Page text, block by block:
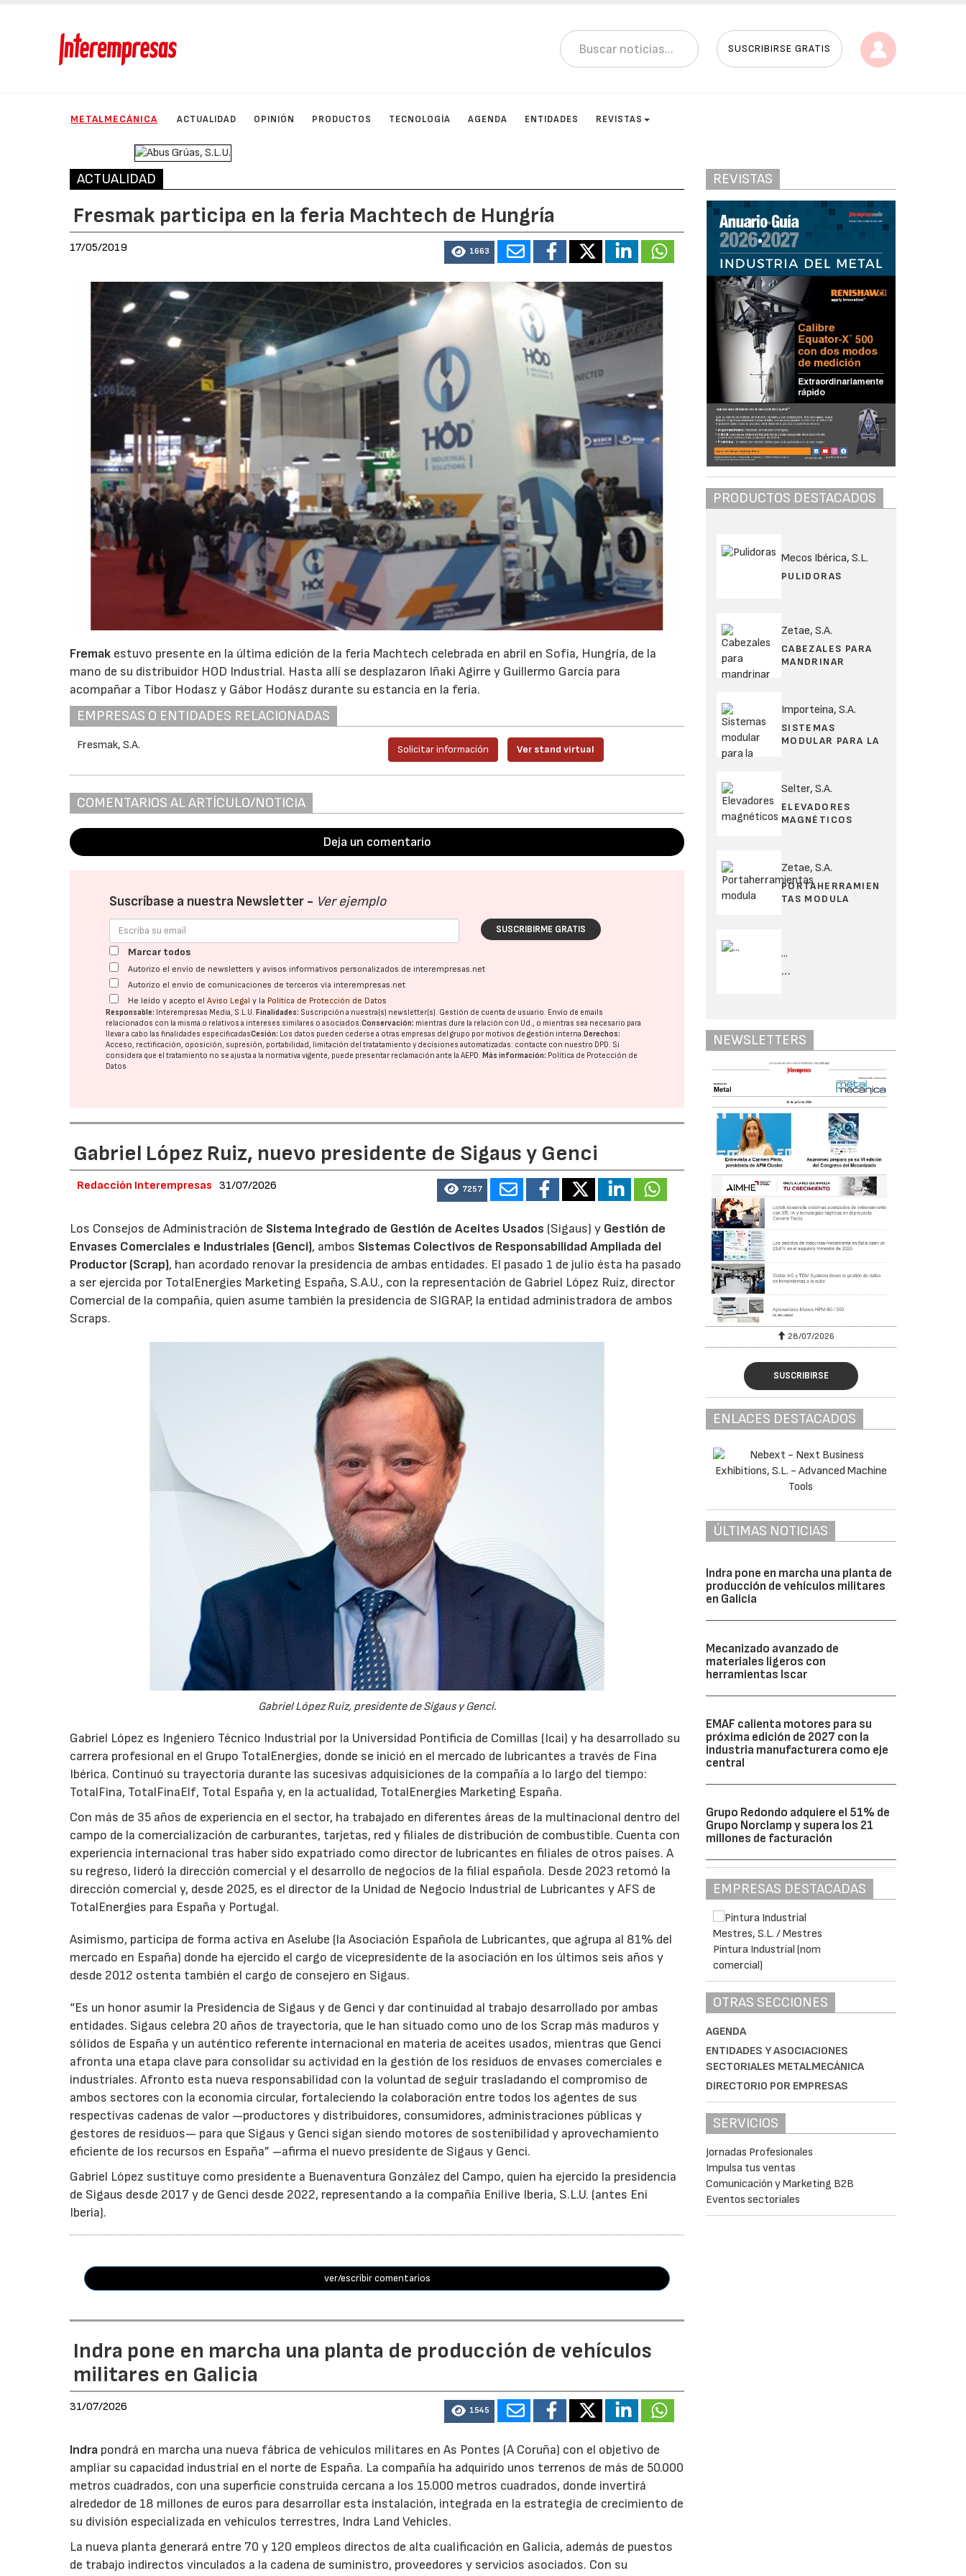
SUSCRIBIRSE GRATIS
METALMECÁNICA ACTUALIDAD OPINIÓN PRODUCTOS TECNOLOGÍA AGENDA ENTIDADES REVISTAS
ACTUALIDAD
Fresmak participa en la feria Machtech de Hungría
17/05/2019 1663
Fremak estuvo presente en la última edición de la feria Machtech celebrada en abril en Sofía, Hungría, de la
mano de su distribuidor HOD Industrial. Hasta allí se desplazaron Iñaki Agirre y Guillermo García para
acompañar a Tibor Hodasz y Gábor Hodász durante su estancia en la feria.
EMPRESAS O ENTIDADES RELACIONADAS
Fresmak, S.A. Solicitar información Ver stand virtual
COMENTARIOS AL ARTÍCULO/NOTICIA
Deja un comentario
Suscríbase a nuestra Newsletter - Ver ejemplo
SUSCRIBIRME GRATIS
Marcar todos
Autorizo el envío de newsletters y avisos informativos personalizados de interempresas.net
Autorizo el envío de comunicaciones de terceros vía interempresas.net
He leído y acepto elAviso Legal y la Política de Protección de Datos
Responsable: Interempresas Media, S.L.U.Finalidades: Suscripción a nuestra(s) newsletter(s). Gestión de cuenta de usuario. Envío de emails
relacionados con la misma o relativos a intereses similares o asociados.Conservación: mientras dure la relación con Ud., o mientras sea necesario para
llevar a cabo las finalidades especificadasCesión: Los datos pueden cederse a otras empresas del grupo por motivos de gestión interna.Derechos:
Acceso, rectificación, oposición, supresión, portabilidad, limitación del tratatamiento y decisiones automatizadas: contacte con nuestro DPD. Si
considera que el tratamiento no se ajusta a la normativa vigente, puede presentar reclamación ante laAEPD.Más información: Política de Protección de
Datos
Gabriel López Ruiz, nuevo presidente de Sigaus y Genci
Redacción Interempresas 31/07/2026 7257
Los Consejos de Administración de Sistema Integrado de Gestión de Aceites Usados (Sigaus) y Gestión de
Envases Comerciales e Industriales (Genci), ambos Sistemas Colectivos de Responsabilidad Ampliada del
Productor (Scrap), han acordado renovar la presidencia de ambas entidades. El pasado 1 de julio ésta ha pasado
a ser ejercida por TotalEnergies Marketing España, S.A.U., con la representación de Gabriel López Ruiz, director
Comercial de la compañía, quien asume también la presidencia de SIGRAP, la entidad administradora de ambos
Scraps.
Gabriel López Ruiz, presidente de Sigaus y Genci.
Gabriel López es Ingeniero Técnico Industrial por la Universidad Pontificia de Comillas (Icai) y ha desarrollado su
carrera profesional en el Grupo TotalEnergies, donde se inició en el mercado de lubricantes a través de Fina
Ibérica. Continuó su trayectoria durante las sucesivas adquisiciones de la compañía a lo largo del tiempo:
TotalFina, TotalFinaElf, Total España y, en la actualidad, TotalEnergies Marketing España.
Con más de 35 años de experiencia en el sector, ha trabajado en diferentes áreas de la multinacional dentro del
campo de la comercialización de carburantes, tarjetas, red y filiales de distribución de combustible. Cuenta con
experiencia internacional tras haber sido expatriado como director de lubricantes en filiales de otros países. A
su regreso, lideró la dirección comercial y el desarrollo de negocios de la filial española. Desde 2023 retomó la
dirección comercial y, desde 2025, es el director de la Unidad de Negocio Industrial de Lubricantes y AFS de
TotalEnergies para España y Portugal.
Asimismo, participa de forma activa en Aselube (la Asociación Española de Lubricantes, que agrupa al 81% del
mercado en España) donde ha ejercido el cargo de vicepresidente de la asociación en los últimos seis años y
desde 2012 ostenta también el cargo de consejero en Sigaus.
“Es un honor asumir la Presidencia de Sigaus y de Genci y dar continuidad al trabajo desarrollado por ambas
entidades. Sigaus celebra 20 años de trayectoria, que le han situado como uno de los Scrap más maduros y
sólidos de España y un auténtico referente internacional en materia de aceites usados, mientras que Genci
afronta una etapa clave para consolidar su actividad en la gestión de los residuos de envases comerciales e
industriales. Afronto esta nueva responsabilidad con la voluntad de seguir trasladando el compromiso de
ambos sectores con la economía circular, fortaleciendo la colaboración entre todos los agentes de sus
respectivas cadenas de valor —productores y distribuidores, consumidores, administraciones públicas y
gestores de residuos— para que Sigaus y Genci sigan siendo motores de sostenibilidad y aprovechamiento
eficiente de los recursos en España” –afirma el nuevo presidente de Sigaus y Genci.
Gabriel López sustituye como presidente a Buenaventura González del Campo, quien ha ejercido la presidencia
de Sigaus desde 2017 y de Genci desde 2022, representando a la compañía Enilive Iberia, S.L.U. (antes Eni
Iberia).
ver/escribir comentarios
Indra pone en marcha una planta de producción de vehículos
militares en Galicia
31/07/2026 1545
Indra pondrá en marcha una nueva fábrica de vehículos militares en As Pontes (A Coruña) con el objetivo de
ampliar su capacidad industrial en el norte de España. La compañía ha adquirido unos terrenos de más de 50.000
metros cuadrados, con una superficie construida cercana a los 15.000 metros cuadrados, donde invertirá
alrededor de 18 millones de euros para desarrollar esta instalación, integrada en la estrategia de crecimiento de
su división especializada en vehículos terrestres, Indra Land Vehicles.
La nueva planta generará entre 70 y 120 empleos directos de alta cualificación en Galicia, además de puestos
de trabajo indirectos vinculados a la cadena de suministro, proveedores y servicios asociados. Con su
REVISTAS
PRODUCTOS DESTACADOS
Mecos Ibérica, S.L.
PULIDORAS
Zetae, S.A.
CABEZALES PARA
MANDRINAR
Importeina, S.A.
SISTEMAS
MODULAR PARA LA
Selter, S.A.
ELEVADORES
MAGNÉTICOS
Zetae, S.A.
PORTAHERRAMIEN
TAS MODULA
...
...
NEWSLETTERS
28/07/2026
SUSCRIBIRSE
ENLACES DESTACADOS
ÚLTIMAS NOTICIAS
Indra pone en marcha una planta de
producción de vehículos militares
en Galicia
Mecanizado avanzado de
materiales ligeros con
herramientas Iscar
EMAF calienta motores para su
próxima edición de 2027 con la
industria manufacturera como eje
central
Grupo Redondo adquiere el 51% de
Grupo Norclamp y supera los 21
millones de facturación
EMPRESAS DESTACADAS
OTRAS SECCIONES
AGENDA
ENTIDADES Y ASOCIACIONES
SECTORIALES METALMECÁNICA
DIRECTORIO POR EMPRESAS
SERVICIOS
Jornadas Profesionales
Impulsa tus ventas
Comunicación y Marketing B2B
Eventos sectoriales